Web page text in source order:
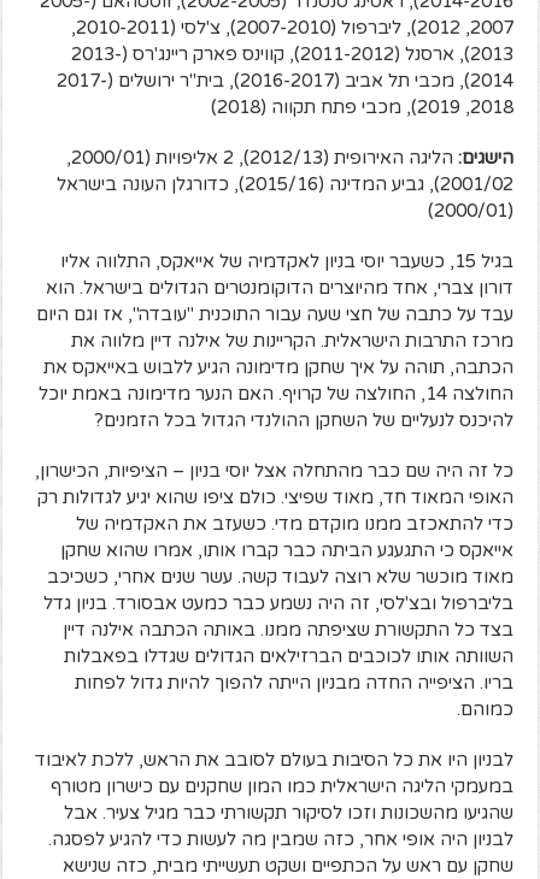
2007, 2012), ליברפול (2007-2010), צ'לסי (2010-2011,
2013), ארסנל (2011-2012), קווינס פארק ריינג'רס (2013-
2014), מכבי תל אביב (2016-2017), בית"ר ירושלים (2017-
2018, 2019), מכבי פתח תקווה (2018)
הישגים:
הליגה האירופית (2012/13), 2 אליפויות (2000/01,
2001/02), גביע המדינה (2015/16), כדורגלן העונה בישראל
(2000/01)
בגיל 15, כשעבר יוסי בניון לאקדמיה של אייאקס, התלווה אליו
דורון צברי, אחד מהיוצרים הדוקומנטרים הגדולים בישראל. הוא
עבד על כתבה של חצי שעה עבור התוכנית "עובדה", אז וגם היום
מרכז התרבות הישראלית. הקריינות של אילנה דיין מלווה את
הכתבה, תוהה על איך שחקן מדימונה הגיע ללבוש באייאקס את
החולצה 14, החולצה של קרויף. האם הנער מדימונה באמת יוכל
להיכנס לנעליים של השחקן ההולנדי הגדול בכל הזמנים?
כל זה היה שם כבר מהתחלה אצל יוסי בניון – הציפיות, הכישרון,
האופי המאוד חד, מאוד שפיצי. כולם ציפו שהוא יגיע לגדולות רק
כדי להתאכזב ממנו מוקדם מדי. כשעזב את האקדמיה של
אייאקס כי התגעגע הביתה כבר קברו אותו, אמרו שהוא שחקן
מאוד מוכשר שלא רוצה לעבוד קשה. עשר שנים אחרי, כשכיכב
בליברפול ובצ'לסי, זה היה נשמע כבר כמעט אבסורד. בניון גדל
בצד כל התקשורת שציפתה ממנו. באותה הכתבה אילנה דיין
השוותה אותו לכוכבים הברזילאים הגדולים שגדלו בפאבלות
בריו. הציפייה החדה מבניון הייתה להפוך להיות גדול לפחות
כמוהם.
לבניון היו את כל הסיבות בעולם לסובב את הראש, ללכת לאיבוד
במעמקי הליגה הישראלית כמו המון שחקנים עם כישרון מטורף
שהגיעו מהשכונות וזכו לסיקור תקשורתי כבר מגיל צעיר. אבל
לבניון היה אופי אחר, כזה שמבין מה לעשות כדי להגיע לפסגה.
שחקן עם ראש על הכתפיים ושקט תעשייתי מבית, כזה שנישא